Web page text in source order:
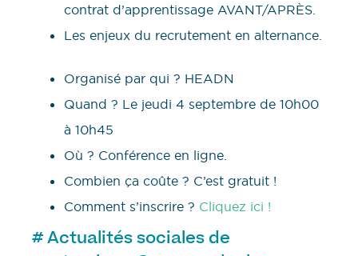
contrat d’apprentissage AVANT/APRÈS.
Les enjeux du recrutement en alternance.
Organisé par qui ? HEADN
Quand ? Le jeudi 4 septembre de 10h00
à 10h45
Où ? Conférence en ligne.
Combien ça coûte ? C’est gratuit !
Comment s’inscrire ? Cliquez ici !
# Actualités sociales de